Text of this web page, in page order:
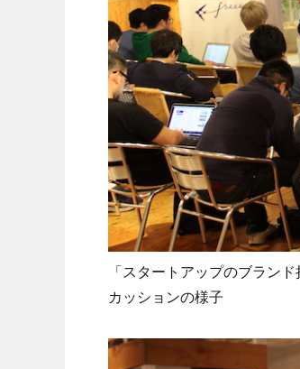
「スタートアップのブラン
カッションの様子